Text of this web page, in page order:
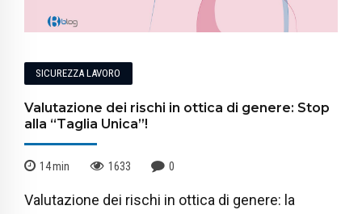
SICUREZZA LAVORO
Valutazione dei rischi in ottica di genere: Stop
alla “Taglia Unica”!
14min 1633 0
Valutazione dei rischi in ottica di genere: la